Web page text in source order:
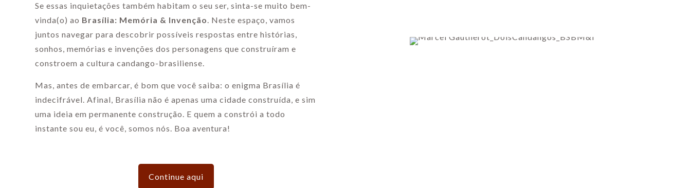
Se essas inquietações também habitam o seu ser, sinta-se muito bem-
vinda(o) ao Brasília: Memória & Invenção. Neste espaço, vamos
juntos navegar para descobrir possíveis respostas entre histórias,
sonhos, memórias e invenções dos personagens que construíram e
constroem a cultura candango-brasiliense.
Mas, antes de embarcar, é bom que você saiba: o enigma Brasília é
indecifrável. Afinal, Brasília não é apenas uma cidade construída, e sim
uma ideia em permanente construção. E quem a constrói a todo
instante sou eu, é você, somos nós. Boa aventura!
Continue aqui